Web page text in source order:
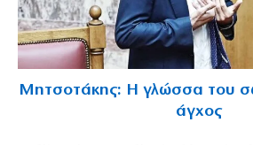
Μητσοτάκης: Η γλώσσα του
άγχος